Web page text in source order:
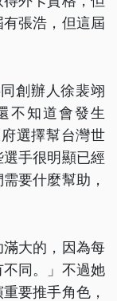
張浩，但這屆
創辦人徐裴翊
不知道會發生
選擇幫台灣世
手很明顯已經
要什麼幫助，
滿大的，因為每
同。」不過她
要推手角色，